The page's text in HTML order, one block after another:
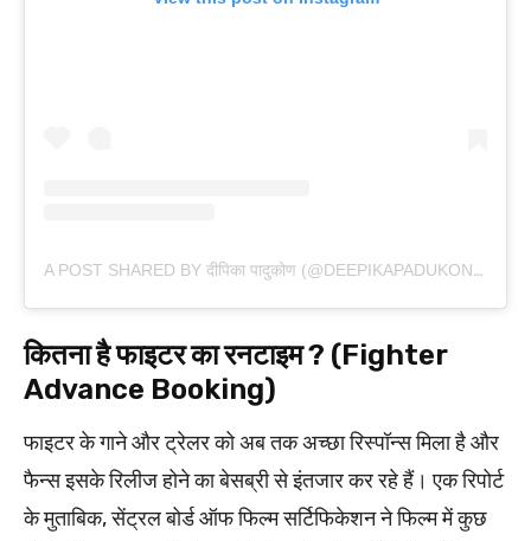
A POST SHARED BY दीपिका पादुकोण (@DEEPIKAPADUKONE)
कितना है फाइटर का रनटाइम ? (Fighter
Advance Booking)
फाइटर के गाने और ट्रेलर को अब तक अच्छा रिस्पॉन्स मिला है और
फैन्स इसके रिलीज होने का बेसब्री से इंतजार कर रहे हैं। एक रिपोर्ट
के मुताबिक, सेंट्रल बोर्ड ऑफ फिल्म सर्टिफिकेशन ने फिल्म में कुछ